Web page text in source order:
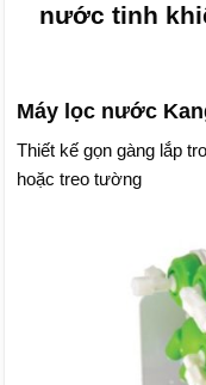
nước tinh
Máy lọc nước
Thiết kế gọn gàng lắp
hoặc treo tường